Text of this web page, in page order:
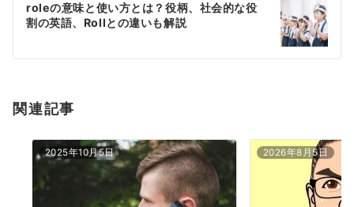
ン
roleの意味と使い方とは？役柄、社会的な役
割の英語、Rollとの違いも解説
関連記事
2025年10月5日 2026年8月5日